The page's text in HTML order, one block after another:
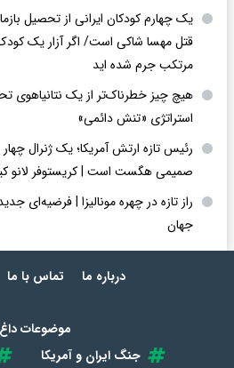
یک چهارم کودکان ایرانی از تحصیل
قتل مهسا شاکی است/ اگر آزار یک
مرتکب جرم شده اید
هیچ چیز خطرناک‌تر از یک نتانیاهوی
استراتژی «تنش دائمی»
رئیس تازه ارتش آمریکا؛ یک ژنرال
صمیمی هگست است | کریستوفر لانو
راز تازه در چهره مونالیزا | فرضیه‌ای
جهان
درباره ما تماس با ما
موضوعات داغ
جنگ ایران و آمریکا